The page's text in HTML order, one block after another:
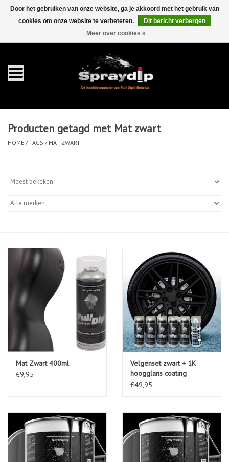
0 Artikelen - €0,00
Gallons
Sprays
Sets
Toebehoren
Producten getagd met Mat zwart
HOME /TAGS / MAT ZWART
Mat Zwart 400ml
€9,95
Velgenset zwart + 1K
hoogglans coating
€49,95
Door het gebruiken van onze website, ga je akkoord met het gebruik van
cookies om onze website te verbeteren.
Dit bericht verbergen
Meer over cookies »